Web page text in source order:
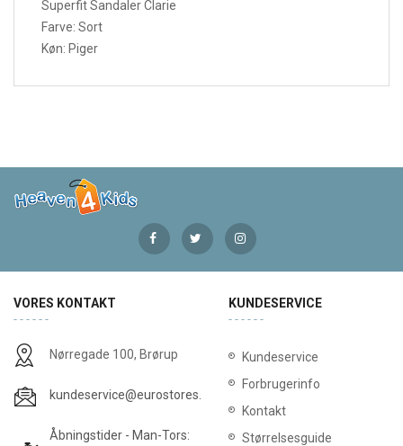
Superfit Sandaler Clarie
Farve: Sort
Køn: Piger
VORES KONTAKT
Nørregade 100, Brørup
kundeservice@eurostores.dk
Åbningstider - Man-Tors:
KUNDESERVICE
Kundeservice
Forbrugerinfo
Kontakt
Størrelsesguide